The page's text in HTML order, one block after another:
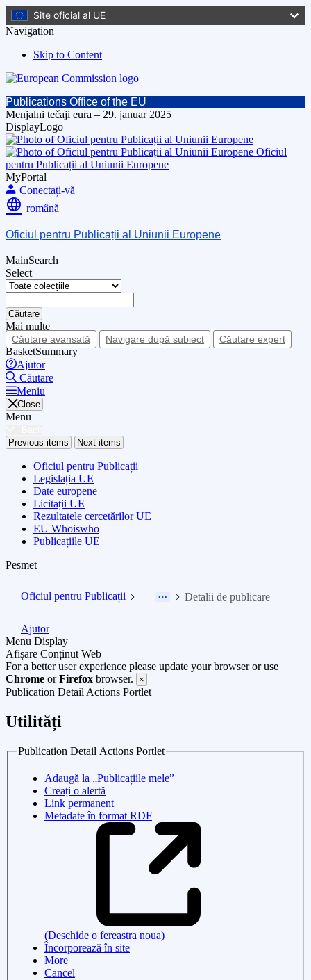
Site oficial al UE
Navigation
Skip to Content
Publications Office of the EU
Menjalni tečaji eura – 29. januar 2025
DisplayLogo
Oficiul
pentru Publicații al Uniunii Europene
MyPortal
Conectați-vă
română
Oficiul pentru Publicații al Uniunii Europene
MainSearch
Select
Căutare
Mai multe
Căutare avansată Navigare după subiect Căutare expert
BasketSummary
Ajutor
Căutare
Meniu
Close
Menu
Previous items
Next items
Oficiul pentru Publicații
Legislația UE
Date europene
Licitații UE
Rezultatele cercetărilor UE
EU Whoiswho
Publicațiile UE
Pesmet
Oficiul pentru Publicații Detalii de publicare
Ajutor
Menu Display
Afișare Conținut Web
For a better user experience please update your browser or use
Chrome orFirefox browser. ×
Publication Detail Actions Portlet
Utilități
Publication Detail Actions Portlet
Adaugă la „Publicațiile mele”
Creați o alertă
Link permanent
Metadate în format RDF
(Deschide o fereastra noua)
Încorporează în site
More
Cancel